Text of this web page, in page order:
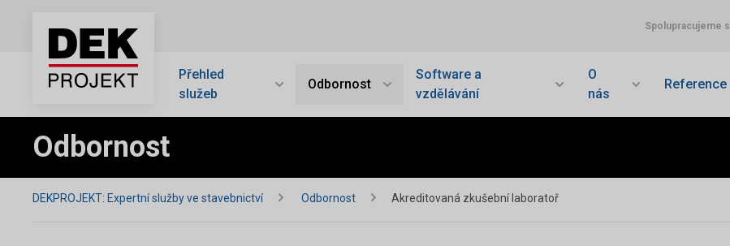
Spolupracujeme s
Přehled
služeb
Odbornost
Software a
vzdělávání
O
nás
Reference
Odbornost
DEKPROJEKT: Expertní služby ve stavebnictví Odbornost Akreditovaná zkušební laboratoř